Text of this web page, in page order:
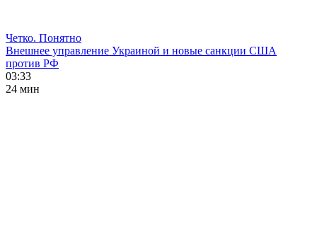
Четко. Понятно
Внешнее управление Украиной и новые санкции США
против РФ
03:33
24 мин